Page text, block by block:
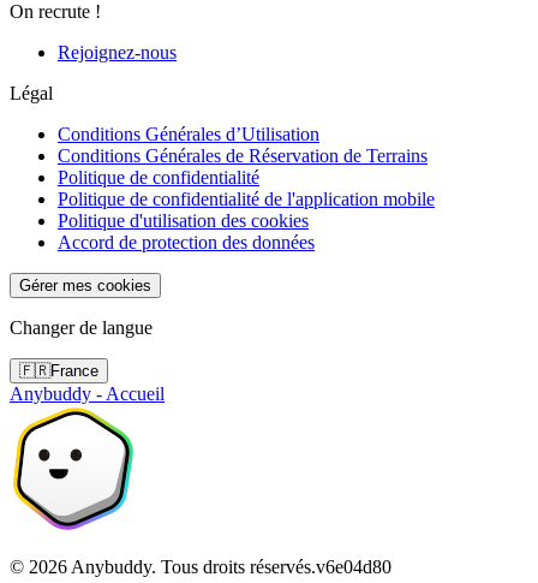
On recrute !
Rejoignez-nous
Légal
Conditions Générales d’Utilisation
Conditions Générales de Réservation de Terrains
Politique de confidentialité
Politique de confidentialité de l'application mobile
Politique d'utilisation des cookies
Accord de protection des données
Gérer mes cookies
Changer de langue
🇫🇷France
Anybuddy - Accueil
© 2026 Anybuddy. Tous droits réservés.v6e04d80